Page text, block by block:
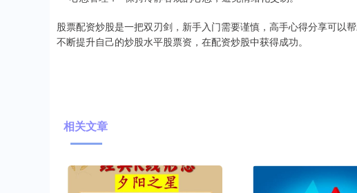
股票配资炒股是一把双刃剑，新手入门需要谨慎，高手心得分享可以
不断提升自己的炒股水平股票资，在配资炒股中获得成功。
相关文章